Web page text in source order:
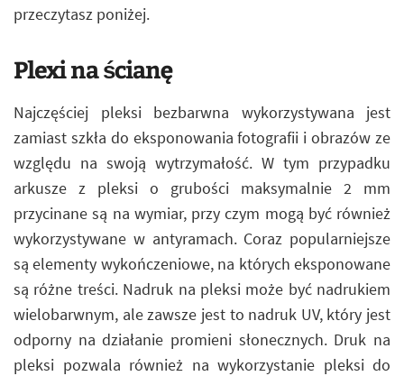
przeczytasz poniżej.
Plexi na ścianę
Najczęściej pleksi bezbarwna wykorzystywana jest
zamiast szkła do eksponowania fotografii i obrazów ze
względu na swoją wytrzymałość. W tym przypadku
arkusze z pleksi o grubości maksymalnie 2 mm
przycinane są na wymiar, przy czym mogą być również
wykorzystywane w antyramach. Coraz popularniejsze
są elementy wykończeniowe, na których eksponowane
są różne treści. Nadruk na pleksi może być nadrukiem
wielobarwnym, ale zawsze jest to nadruk UV, który jest
odporny na działanie promieni słonecznych. Druk na
pleksi pozwala również na wykorzystanie pleksi do